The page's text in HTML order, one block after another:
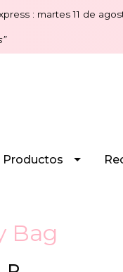
: martes 11 de
Productos
Bag